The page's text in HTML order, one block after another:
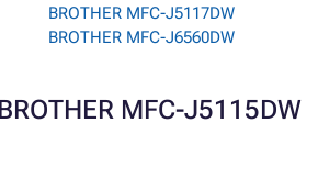
BROTHER MFC-J5117DW
BROTHER MFC-J6560DW
MFC-J5115DW